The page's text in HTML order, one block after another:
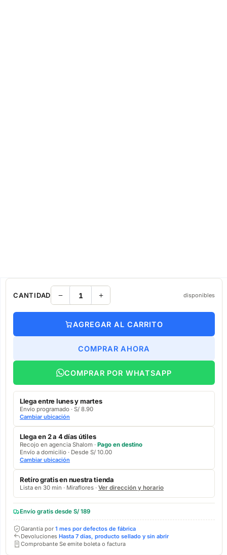
CANTIDAD disponibles
AGREGAR AL CARRITO
COMPRAR AHORA
COMPRAR POR WHATSAPP
Llega entre lunes y martes
Envío programado · S/ 8.90
Cambiar ubicación
Llega en 2 a 4 días útiles
Recojo en agencia Shalom · Pago en destino
Envío a domicilio · Desde S/ 10.00
Cambiar ubicación
Retíro gratis en nuestra tienda
Lista en 30 min · Miraflores · Ver dirección y horario
Envío gratis desde S/ 189
Garantía por 1 mes por defectos de fábrica
Devoluciones Hasta 7 días, producto sellado y sin abrir
Comprobante Se emite boleta o factura